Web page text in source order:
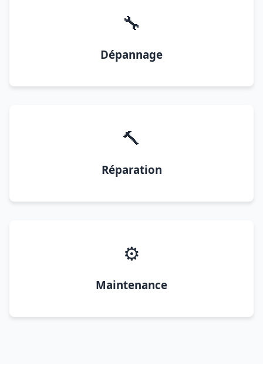
🔧
Dépannage
🔨
Réparation
⚙️
Maintenance